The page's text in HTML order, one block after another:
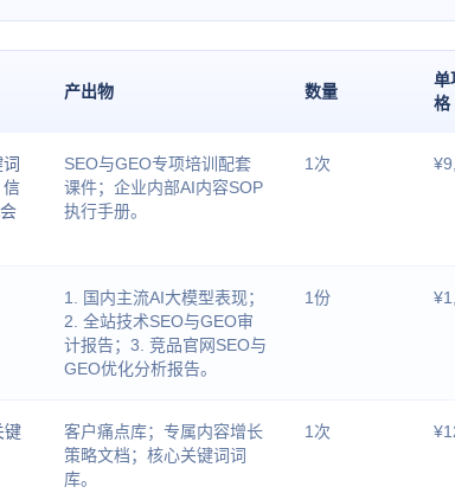
产出物 数量
单
格
信
SEO与GEO专项培训配套
课件；企业内部AI内容SOP
执行手册。
1次
1. 国内主流AI大模型表现；
2. 全站技术SEO与GEO审
计报告；3. 竞品官网SEO与
GEO优化分析报告。
1份
键
客户痛点库；专属内容增长
策略文档；核心关键词词
库。
1次